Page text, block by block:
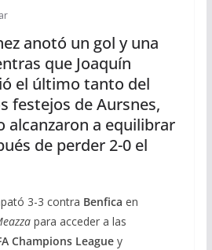
anotó un gol y una
que Joaquín
el último tanto del
festejos de Aursnes,
alcanzaron a equilibrar
de perder 2-0 el
3-3 contra Benfica en
para acceder a las
Champions Leaguey